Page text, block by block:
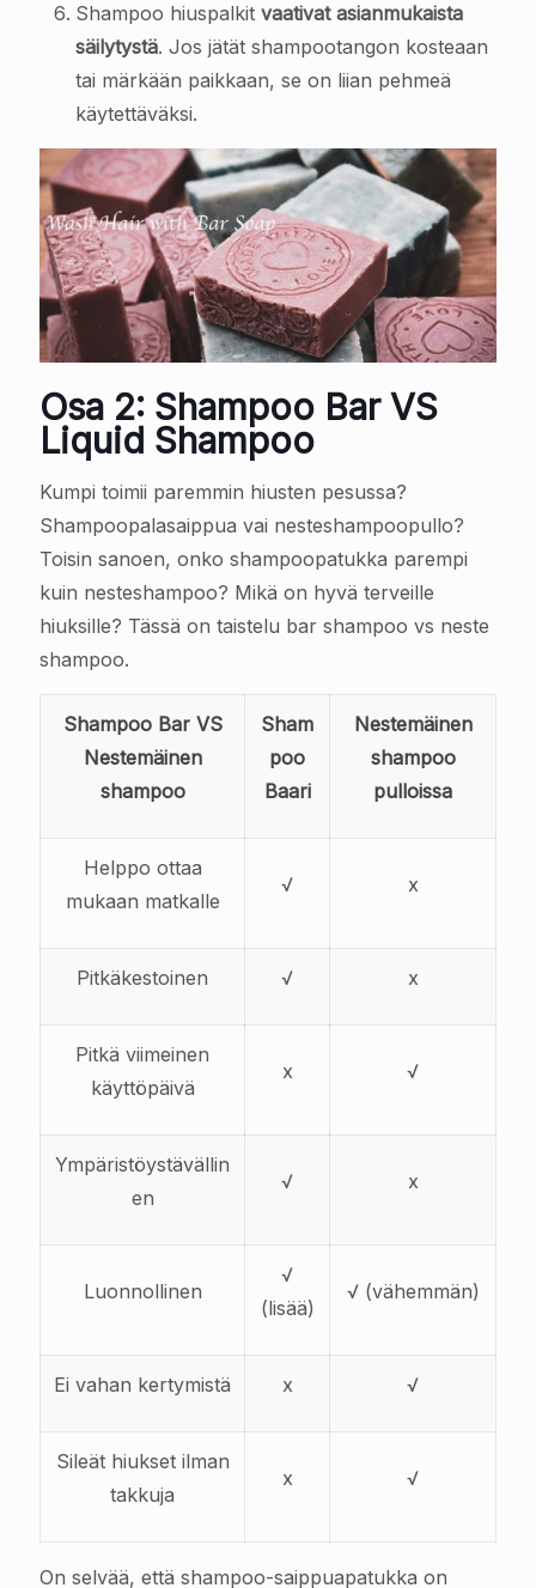
Shampoo hiuspalkit vaativat asianmukaista
säilytystä. Jos jätät shampootangon kosteaan
tai märkään paikkaan, se on liian pehmeä
käytettäväksi.
Osa 2: Shampoo Bar VS
Liquid Shampoo
Kumpi toimii paremmin hiusten pesussa?
Shampoopalasaippua vai nesteshampoopullo?
Toisin sanoen, onko shampoopatukka parempi
kuin nesteshampoo? Mikä on hyvä terveille
hiuksille? Tässä on taistelu bar shampoo vs neste
shampoo.
Shampoo Bar VS
Nestemäinen
shampoo
Sham
poo
Baari
Nestemäinen
shampoo
pulloissa
Helppo ottaa
mukaan matkalle
√ x
Pitkäkestoinen √ x
Pitkä viimeinen
käyttöpäivä
x √
Ympäristöystävällin
en
√ x
Luonnollinen
√
(lisää)
√ (vähemmän)
Ei vahan kertymistä x √
Sileät hiukset ilman
takkuja
x √
On selvää, että shampoo-saippuapatukka on